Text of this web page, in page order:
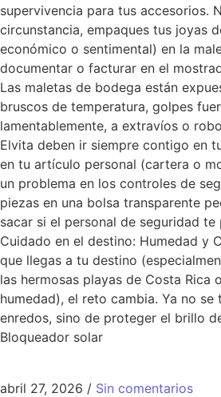
supervivencia para tus accesorios.
circunstancia, empaques tus joyas
económico o sentimental) en la
documentar o facturar en el
Las maletas de bodega están
bruscos de temperatura, golpes
lamentablemente, a extravíos o
Elvita deben ir siempre contigo en
en tu artículo personal (cartera o
un problema en los controles de
piezas en una bolsa transparente
sacar si el personal de seguridad te
Cuidado en el destino: Humedad y
que llegas a tu destino
las hermosas playas de Costa Rica
humedad), el reto cambia. Ya no
enredos, sino de proteger el brillo
Bloqueador solar
abril 27, 2026 / Sin comentarios